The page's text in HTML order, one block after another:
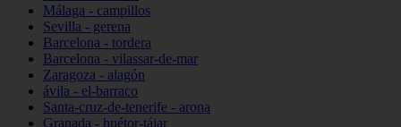
Málaga - campillos
Sevilla - gerena
Barcelona - tordera
Barcelona - vilassar-de-mar
Zaragoza - alagón
ávila - el-barraco
Santa-cruz-de-tenerife - arona
Granada - huétor-tájar